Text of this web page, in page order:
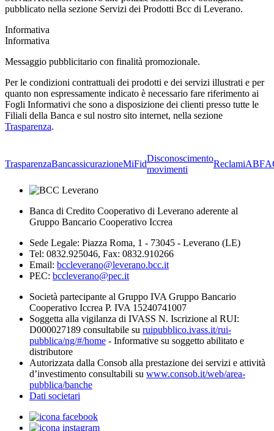
pubblicato nella sezione Servizi dei Prodotti Bcc di Leverano.
Informativa
Informativa
Messaggio pubblicitario con finalità promozionale.
Per le condizioni contrattuali dei prodotti e dei servizi illustrati e per
quanto non espressamente indicato è necessario fare riferimento ai
Fogli Informativi che sono a disposizione dei clienti presso tutte le
Filiali della Banca e sul nostro sito internet, nella sezione
Trasparenza.
TrasparenzaBancassicurazioneMiFid
Disconoscimento
movimenti
ReclamiABF
Banca di Credito Cooperativo di Leverano aderente al
Gruppo Bancario Cooperativo Iccrea
Sede Legale: Piazza Roma, 1 - 73045 - Leverano (LE)
Tel: 0832.925046, Fax: 0832.910266
Email: bccleverano@leverano.bcc.it
PEC: bccleverano@pec.it
Società partecipante al Gruppo IVA Gruppo Bancario
Cooperativo Iccrea P. IVA 15240741007
Soggetta alla vigilanza di IVASS N. Iscrizione al RUI:
D000027189 consultabile su ruipubblico.ivass.it/rui-
pubblica/ng/#/home - Informative su soggetto abilitato e
distributore
Autorizzata dalla Consob alla prestazione dei servizi e attività
d’investimento consultabili su www.consob.it/web/area-
pubblica/banche
Dati societari